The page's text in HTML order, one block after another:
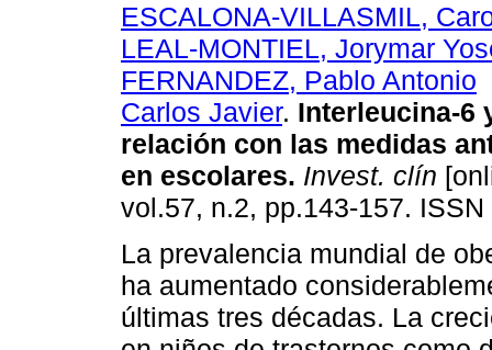
ESCALONA-VILLASMIL,
LEAL-MONTIEL, Jorymar
FERNANDEZ, Pablo Antonio
Carlos Javier. Interleucina-6
relación con las medidas
en escolares. Invest. clín
vol.57, n.2, pp.143-157.
La prevalencia mundial de
ha aumentado
últimas tres décadas. La